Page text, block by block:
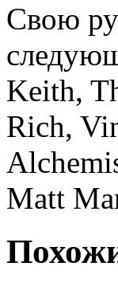
Свою
Keith,
Rich,
Matt